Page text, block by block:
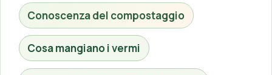
Conoscenza del compostaggio
Cosa mangiano i vermi